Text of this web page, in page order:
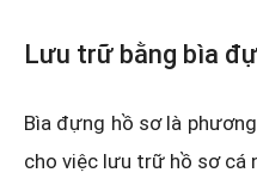
Lưu trữ bằng bìa
Bìa đựng hồ sơ là
cho việc lưu trữ hồ sơ cá